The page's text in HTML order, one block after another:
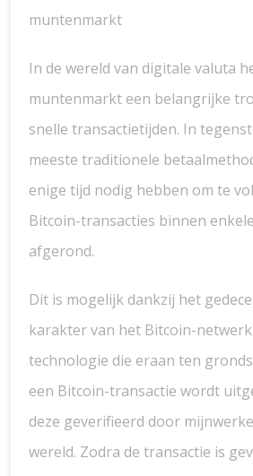
muntenmarkt
In de wereld van digitale valuta
muntenmarkt een belangrijke
snelle transactietijden. In
meeste traditionele
enige tijd nodig hebben om te
Bitcoin-transacties binnen
afgerond.
Dit is mogelijk dankzij het
karakter van het Bitcoin-
technologie die eraan ten
een Bitcoin-transactie wordt
deze geverifieerd door
wereld. Zodra de transactie is